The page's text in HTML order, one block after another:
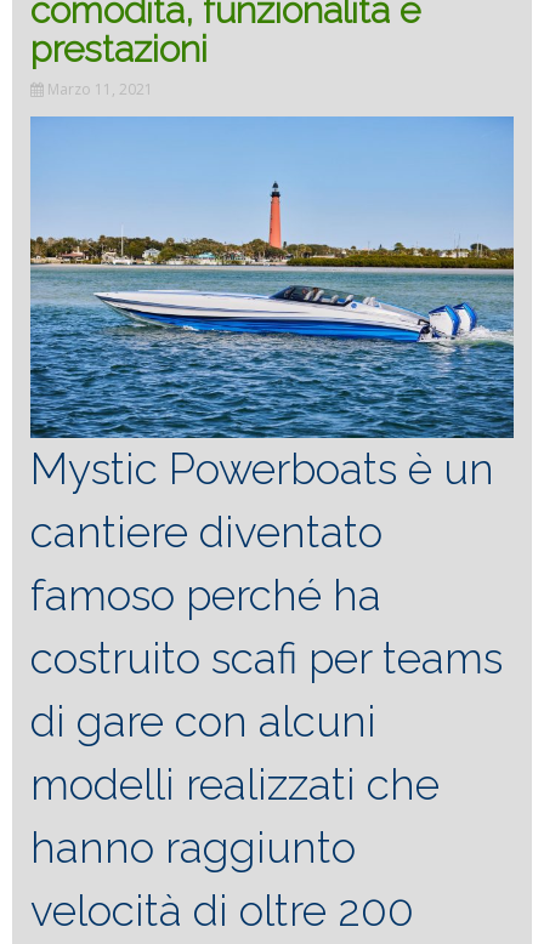
comodità, funzionalità e
prestazioni
Marzo 11, 2021
Mystic Powerboats è un
cantiere diventato
famoso perché ha
costruito scafi per teams
di gare con alcuni
modelli realizzati che
hanno raggiunto
velocità di oltre 200